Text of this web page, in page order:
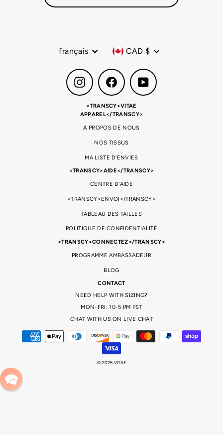
Langue
français Devise
CAD $
Instagram Facebook YouTube
<TRANSCY>VITAE
APPAREL</TRANSCY>
À PROPOS DE NOUS
NOS TISSUS
MA LISTE D'ENVIES
<TRANSCY>AIDE</TRANSCY>
CENTRE D'AIDE
<TRANSCY>ENVOI</TRANSCY>
TABLEAU DES TAILLES
POLITIQUE DE CONFIDENTIALITÉ
<TRANSCY>CONNECTEZ</TRANSCY>
PROGRAMME AMBASSADEUR
BLOG
CONTACT
NEED HELP WITH SIZING?
MON-FRI: 10-5 PM PST
CHAT WITH US ON LIVE CHAT
© 2026 VITAE